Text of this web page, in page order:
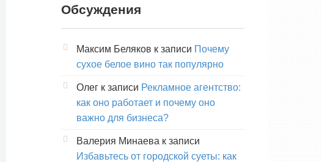
Обсуждения
Максим Беляков к записи Почему
сухое белое вино так популярно
Олег к записи Рекламное агентство:
как оно работает и почему оно
важно для бизнеса?
Валерия Минаева к записи
Избавьтесь от городской суеты: как